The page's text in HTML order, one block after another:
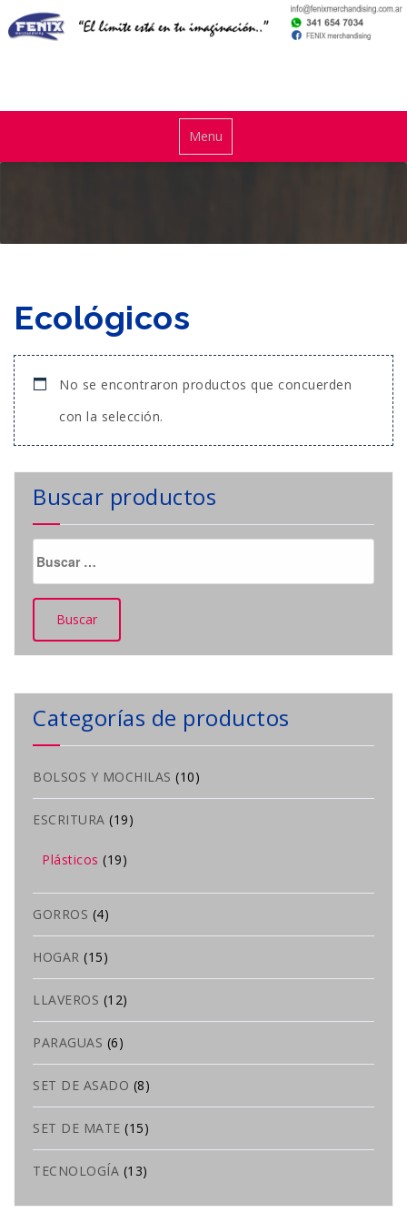
to
content
Toggle
navigationMenu
Menu
Ecológicos
No se encontraron productos que concuerden
con la selección.
Buscar productos
Categorías de productos
BOLSOS Y MOCHILAS (10)
ESCRITURA (19)
Plásticos (19)
GORROS (4)
HOGAR (15)
LLAVEROS (12)
PARAGUAS (6)
SET DE ASADO (8)
SET DE MATE (15)
TECNOLOGÍA (13)